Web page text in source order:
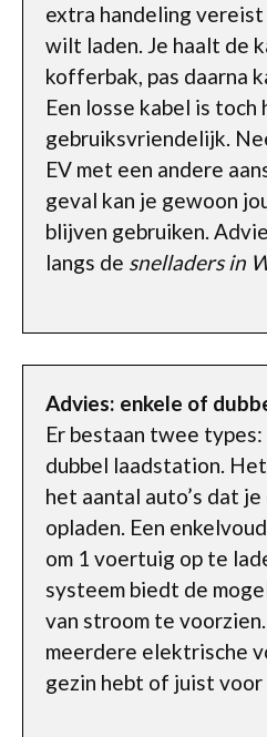
extra handeling vereist
wilt laden. Je haalt de
kofferbak, pas daarna
Een losse kabel is toch
gebruiksvriendelijk.
EV met een andere
geval kan je gewoon
blijven gebruiken.
langs de snelladers in
Advies: enkele of
Er bestaan twee
dubbel laadstation.
het aantal auto’s dat
opladen. Een
om 1 voertuig op te
systeem biedt de
van stroom te
meerdere elektrische
gezin hebt of juist voor